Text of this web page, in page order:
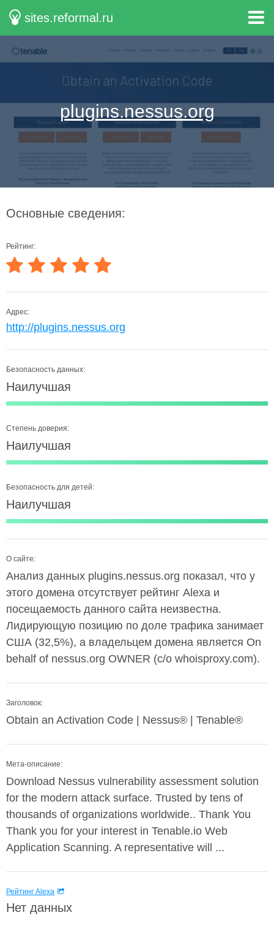
sites.reformal.ru
plugins.nessus.org
Основные сведения:
Рейтинг:
Адрес:
http://plugins.nessus.org
Безопасность данных:
Наилучшая
Степень доверия:
Наилучшая
Безопасность для детей:
Наилучшая
О сайте:
Анализ данных plugins.nessus.org показал, что у
этого домена отсутствует рейтинг Alexa и
посещаемость данного сайта неизвестна.
Лидирующую позицию по доле трафика занимает
США (32,5%), а владельцем домена является On
behalf of nessus.org OWNER (c/o whoisproxy.com).
Заголовок:
Obtain an Activation Code | Nessus® | Tenable®
Мета-описание:
Download Nessus vulnerability assessment solution
for the modern attack surface. Trusted by tens of
thousands of organizations worldwide.. Thank You
Thank you for your interest in Tenable.io Web
Application Scanning. A representative will ...
Рейтинг Alexa
Нет данных